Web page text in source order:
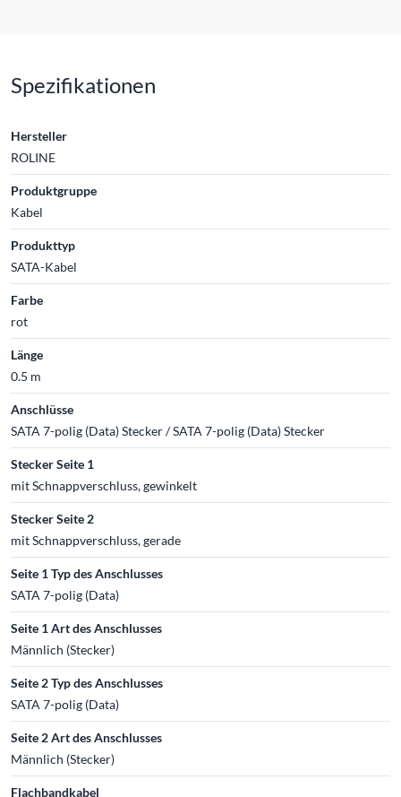
Spezifikationen
Hersteller
ROLINE
Produktgruppe
Kabel
Produkttyp
SATA-Kabel
Farbe
rot
Länge
0.5 m
Anschlüsse
SATA 7-polig (Data) Stecker / SATA 7-polig (Data) Stecker
Stecker Seite 1
mit Schnappverschluss, gewinkelt
Stecker Seite 2
mit Schnappverschluss, gerade
Seite 1 Typ des Anschlusses
SATA 7-polig (Data)
Seite 1 Art des Anschlusses
Männlich (Stecker)
Seite 2 Typ des Anschlusses
SATA 7-polig (Data)
Seite 2 Art des Anschlusses
Männlich (Stecker)
Flachbandkabel